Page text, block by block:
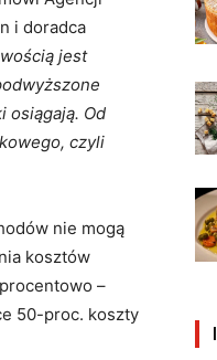
i doradca
jest
osiągają. Od
czyli
nie mogą
kosztów
–
50-proc. koszty